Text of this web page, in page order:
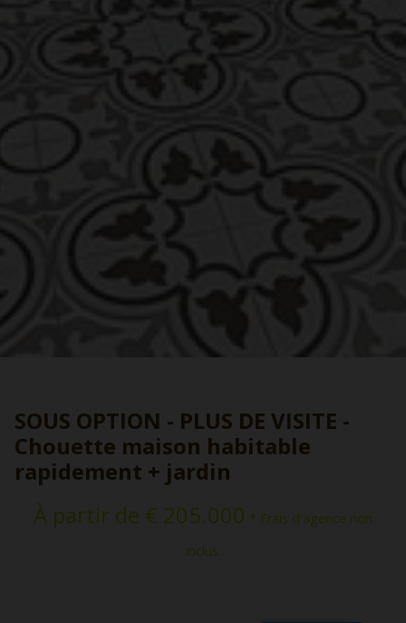
SOUS OPTION - PLUS DE VISITE -
Chouette maison habitable
rapidement + jardin
À partir de € 205.000 * Frais d'agence non
inclus.